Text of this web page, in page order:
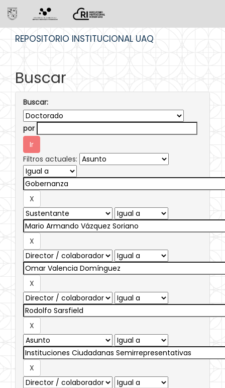
REPOSITORIO INSTITUCIONAL UAQ
Buscar
Buscar:
por
Filtros actuales: